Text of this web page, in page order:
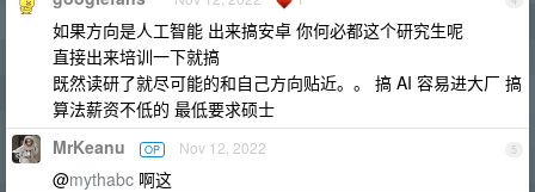
如果方向是人工智能 出来搞安卓 你何必都这个研究生呢
直接出来培训一下就搞
既然读研了就尽可能的和自己方向贴近。。 搞 AI 容易进大厂 搞
算法薪资不低的 最低要求硕士
5
MrKeanu OP Nov 12, 2022
@mythabc 啊这